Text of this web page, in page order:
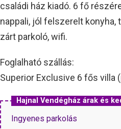
családi ház kiadó. 6 fő
nappali, jól felszerelt
zárt parkoló, wifi.
Foglalható szállás:
Superior Exclusive 6 fős villa
Hajnal Vendégház árak és
Ingyenes parkolás